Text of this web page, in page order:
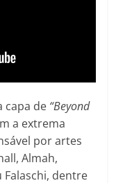
capa de “Beyond
a extrema
por artes
Almah,
Falaschi, dentre